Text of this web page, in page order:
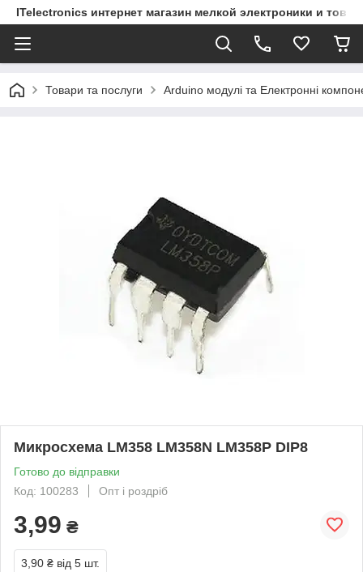
ITelectronics интернет магазин мелкой электроники и
Товари та послуги Arduino модулі та Електронні
Микросхема LM358 LM358N LM358P DIP8
Готово до відправки
Код: 100283
Опт і роздріб
3,99 ₴
3,90 ₴ від 5 шт.